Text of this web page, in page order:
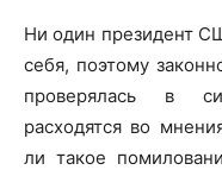
Ни один президент
себя, поэтому
проверялась в
расходятся во
ли такое